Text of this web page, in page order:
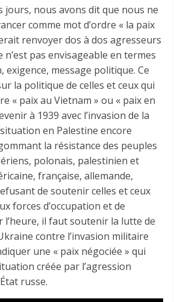
jours, nous avons dit que nous ne
comme mot d’ordre « la paix
renvoyer dos à dos agresseurs
n’est pas envisageable en termes
exigence, message politique. Ce
la politique de celles et ceux qui
« paix au Vietnam » ou « paix en
à 1939 avec l’invasion de la
en Palestine encore
la résistance des peuples
polonais, palestinien et
française, allemande,
de soutenir celles et ceux
forces d’occupation et de
l’heure, il faut soutenir la lutte de
contre l’invasion militaire
une « paix négociée » qui
créée par l’agression
russe.